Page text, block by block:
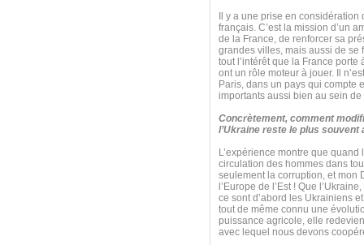
Il y a une prise en
français. C’est la mission d’un
de la France, de renforcer sa
grandes villes, mais aussi de se
tout l’intérêt que la France
ont un rôle moteur à jouer. Il
Paris, dans un pays qui compte
importants aussi bien au sein de
Concrètement, comment
l’Ukraine reste le plus
L’expérience montre que
circulation des hommes dans
seulement la corruption, et mon
l’Europe de l’Est ! Que
ce sont d’abord les Ukrainiens
tout de même connu une
puissance agricole, elle
avec lequel nous devons